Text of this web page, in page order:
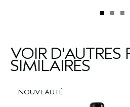
VOIR D'AUTRES
SIMILAIRES
NOUVEAUTÉ